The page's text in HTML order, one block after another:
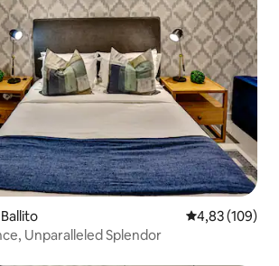
Nilai rata-rata
4,83 (109)
Unparalleled Splendor